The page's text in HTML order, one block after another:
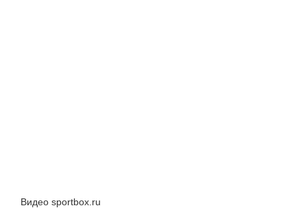
Видео sportbox.ru